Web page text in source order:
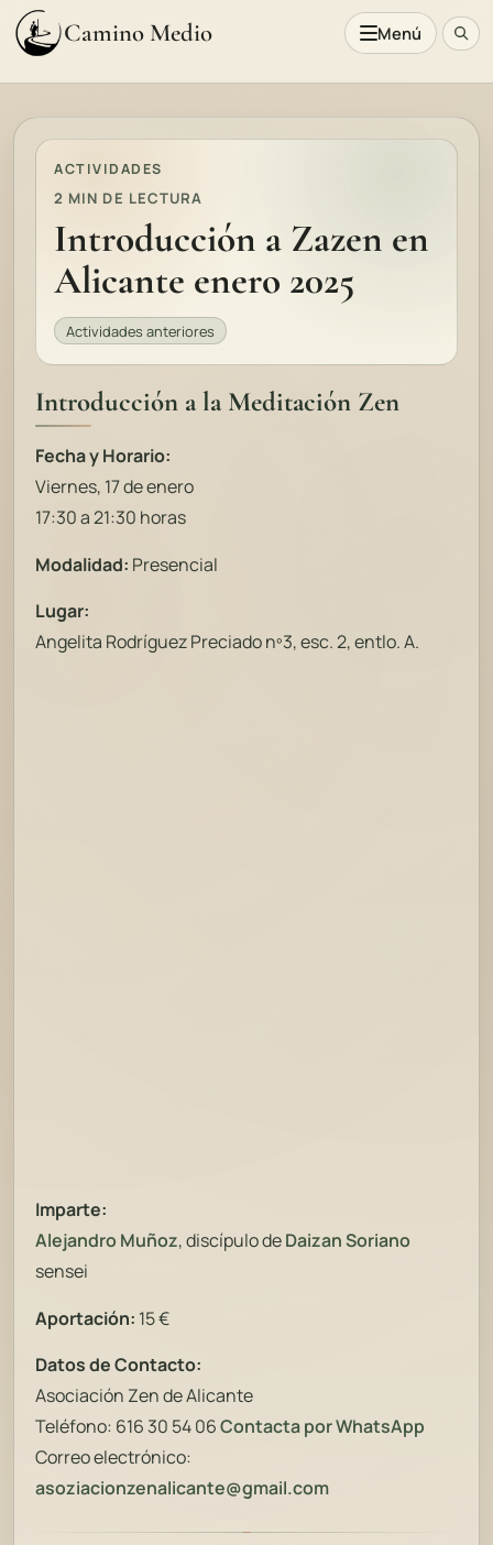
Camino Medio Menú
ACTIVIDADES
2 MIN DE LECTURA
Introducción a Zazen en
Alicante enero 2025
Actividades anteriores
Introducción a la Meditación Zen
Fecha y Horario:
Viernes, 17 de enero
17:30 a 21:30 horas
Modalidad: Presencial
Lugar:
Angelita Rodríguez Preciado nº3, esc. 2, entlo. A.
Imparte:
Alejandro Muñoz, discípulo deDaizan Soriano
sensei
Aportación: 15 €
Datos de Contacto:
Asociación Zen de Alicante
Teléfono: 616 30 54 06Contacta por WhatsApp
Correo electrónico:
asoziacionzenalicante@gmail.com